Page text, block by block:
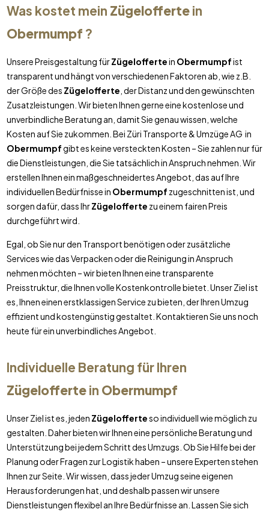
Was kostet mein Zügeloffertein
Obermumpf ?
Unsere Preisgestaltung fürZügeloffertein Obermumpfist
transparent und hängt von verschiedenen Faktoren ab, wie z.B.
der Größe des Zügelofferte , der Distanz und den gewünschten
Zusatzleistungen. Wir bieten Ihnen gerne eine kostenlose und
unverbindliche Beratung an, damit Sie genau wissen, welche
Kosten auf Sie zukommen. Bei Züri Transporte & Umzüge AG in
Obermumpfgibt es keine versteckten Kosten – Sie zahlen nur für
die Dienstleistungen, die Sie tatsächlich in Anspruch nehmen. Wir
erstellen Ihnen ein maßgeschneidertes Angebot, das auf Ihre
individuellen Bedürfnisse in Obermumpf zugeschnitten ist, und
sorgen dafür, dass IhrZügelofferte zu einem fairen Preis
durchgeführt wird.
Egal, ob Sie nur den Transport benötigen oder zusätzliche
Services wie das Verpacken oder die Reinigung in Anspruch
nehmen möchten – wir bieten Ihnen eine transparente
Preisstruktur, die Ihnen volle Kostenkontrolle bietet. Unser Ziel ist
es, Ihnen einen erstklassigen Service zu bieten, der Ihren Umzug
effizient und kostengünstig gestaltet. Kontaktieren Sie uns noch
heute für ein unverbindliches Angebot.
Individuelle Beratung für Ihren
Zügeloffertein Obermumpf
Unser Ziel ist es, jeden Zügelofferteso individuell wie möglich zu
gestalten. Daher bieten wir Ihnen eine persönliche Beratung und
Unterstützung bei jedem Schritt des Umzugs. Ob Sie Hilfe bei der
Planung oder Fragen zur Logistik haben – unsere Experten stehen
Ihnen zur Seite. Wir wissen, dass jeder Umzug seine eigenen
Herausforderungen hat, und deshalb passen wir unsere
Dienstleistungen flexibel an Ihre Bedürfnisse an. Lassen Sie sich